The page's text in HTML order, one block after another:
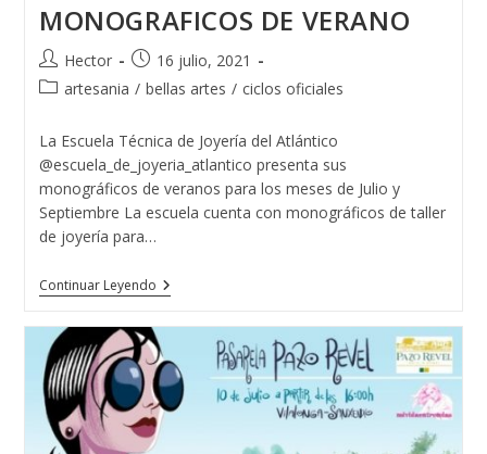
Estudiantes
De
La
Escuela
Técnica
Del
Atlantico
MONOGRAFICOS DE VERANO
Autor
de
Hector
Publicación
de
16 julio, 2021
Categoría
la
entrada:
artesania / bellas artes / ciclos oficiales
La Escuela Técnica de Joyería del Atlántico
@escuela_de_joyeria_atlantico presenta sus
monográficos de veranos para los meses de Julio y
Septiembre La escuela cuenta con monográficos de taller
de joyería para…
Continuar LeyendoMONOGRAFICOS
DE